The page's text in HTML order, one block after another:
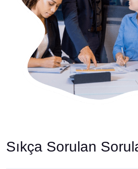
Sıkça Sorulan